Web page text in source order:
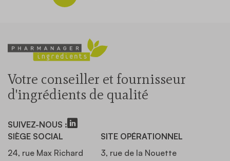
Votre conseiller et fournisseur
d'ingrédients de qualité
SUIVEZ-NOUS :
SIÈGE SOCIAL
24, rue Max Richard
SITE OPÉRATIONNEL
3, rue de la Nouette